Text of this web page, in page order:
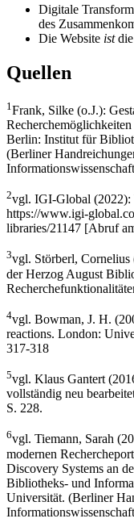
Digitale
des
Die Website istdie
Quellen
1 Frank, Silke (o.J.):
Berlin: Institut für
(Berliner
2vgl. IGI-Global (2022):
https://www.igi-
libraries/21147 [Abruf
3vgl. Störberl, Cornelius
der Herzog August
4vgl. Bowman, J. H.
reactions. London:
317-318
5vgl. Klaus Gantert
vollständig neu
S. 228.
6vgl. Tiemann, Sarah
modernen
Discovery Systems an
Bibliotheks- und
Universität. (Berliner